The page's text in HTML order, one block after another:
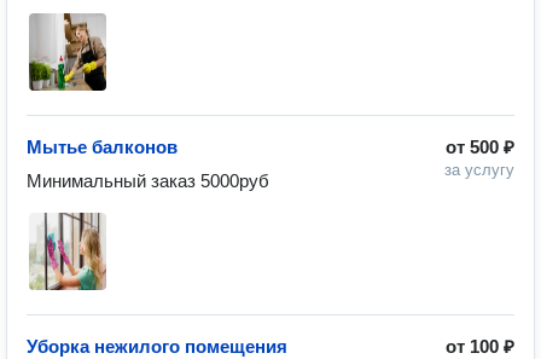
от 500 ₽
за услугу
Мытье балконов
от 100 ₽
Уборка нежилого помещения